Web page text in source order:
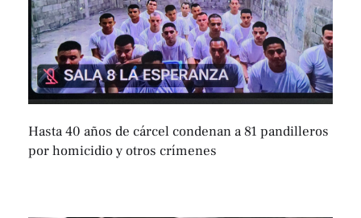
Hasta 40 años de cárcel condenan a 81 pandilleros
por homicidio y otros crímenes